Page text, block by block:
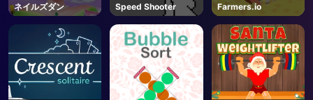
ネイルズダン Speed Shooter Farmers.io